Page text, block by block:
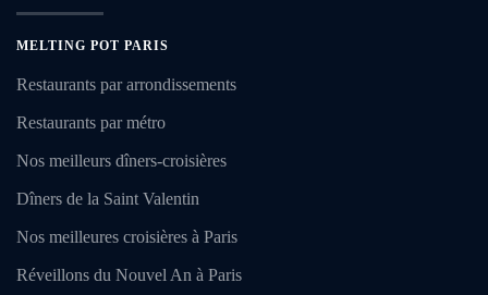
MELTING POT PARIS
Restaurants par arrondissements
Restaurants par métro
Nos meilleurs dîners-croisières
Dîners de la Saint Valentin
Nos meilleures croisières à Paris
Réveillons du Nouvel An à Paris